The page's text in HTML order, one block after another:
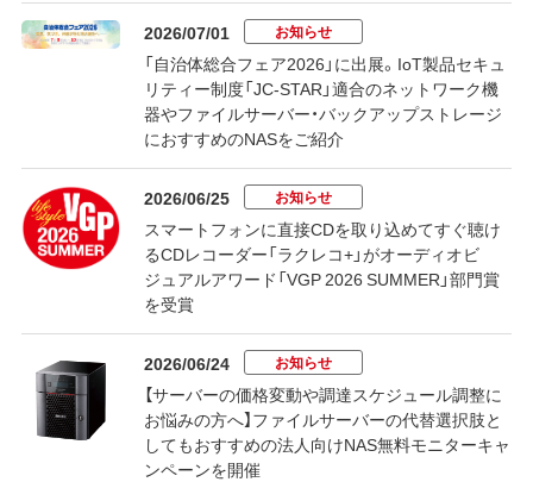
2026/07/01 お知らせ
「自治体総合フェア2026」に出展。IoT製品セキュ
リティー制度「JC-STAR」適合のネットワーク機
器やファイルサーバー・バックアップストレージ
におすすめのNASをご紹介
2026/06/25 お知らせ
スマートフォンに直接CDを取り込めてすぐ聴け
るCDレコーダー「ラクレコ+」がオーディオビ
ジュアルアワード「VGP 2026 SUMMER」部門賞
を受賞
2026/06/24 お知らせ
【サーバーの価格変動や調達スケジュール調整に
お悩みの方へ】ファイルサーバーの代替選択肢と
してもおすすめの法人向けNAS無料モニターキャ
ンペーンを開催